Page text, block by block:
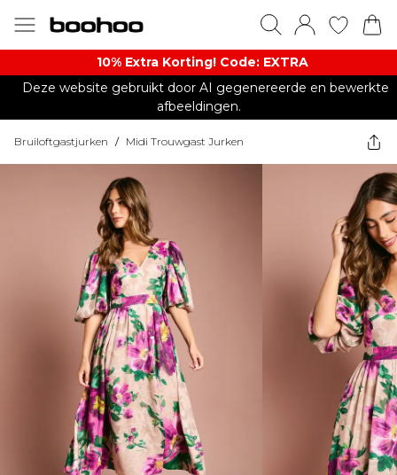
10% Extra Korting! Code: EXTRA​
Deze website gebruikt door AI gegenereerde en bewerkte
afbeeldingen.
Bruiloftgastjurken / Midi Trouwgast Jurken